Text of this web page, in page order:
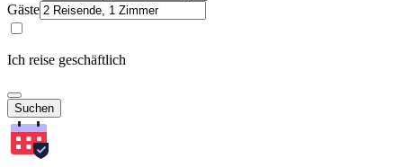
Gäste
Ich reise geschäftlich
Suchen